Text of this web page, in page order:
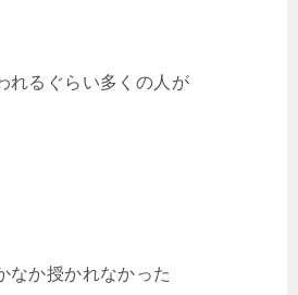
れるぐらい多くの人が
なか授かれなかった